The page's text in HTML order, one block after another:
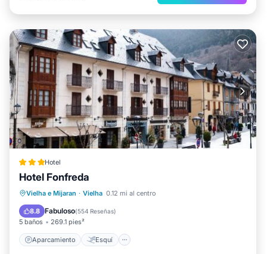
Hotel
Hotel Fonfreda
Vielha e Mijaran · Vielha 0.12 mi al centro
8.8 Fabuloso(554 Reseñas)
5 baños 269.1 pies²
Aparcamiento Esquí
Aparcamiento
Esquí
Balcón/Terraza